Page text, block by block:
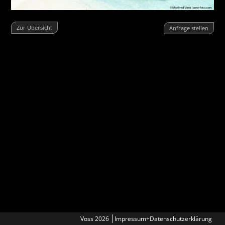
Zur Übersicht Anfrage stellen
Voss 2026 Impressum+Datenschutzerklärung